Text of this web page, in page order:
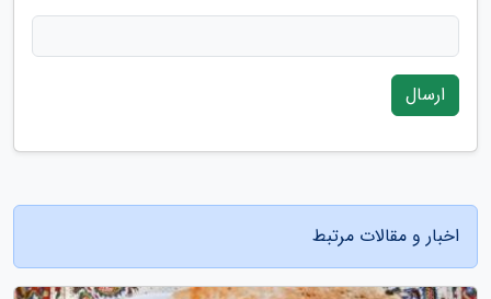
ارسال
اخبار و مقالات مرتبط